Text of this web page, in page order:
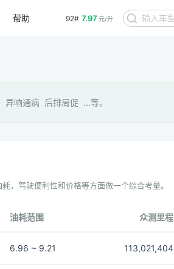
92# 7.97 元/升
帮助
响通病 后排局促 ...等。
，驾驶便利性和价格等方面做一个综合考量。
油耗范围 众测里程
6.96 ~ 9.21 113,021,404